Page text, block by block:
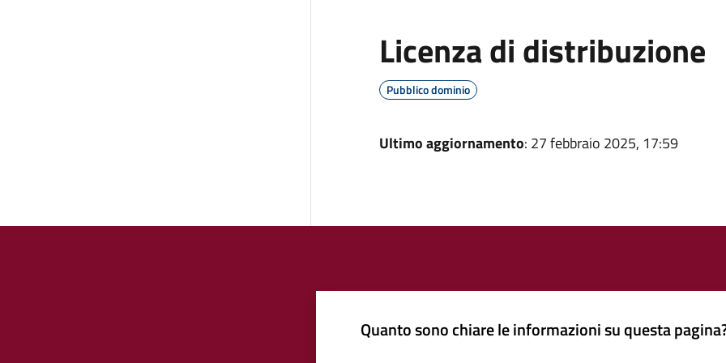
Licenza di distribuzione
Pubblico dominio
Ultimo aggiornamento: 27 febbraio 2025, 17:59
Quanto sono chiare le informazioni su questa